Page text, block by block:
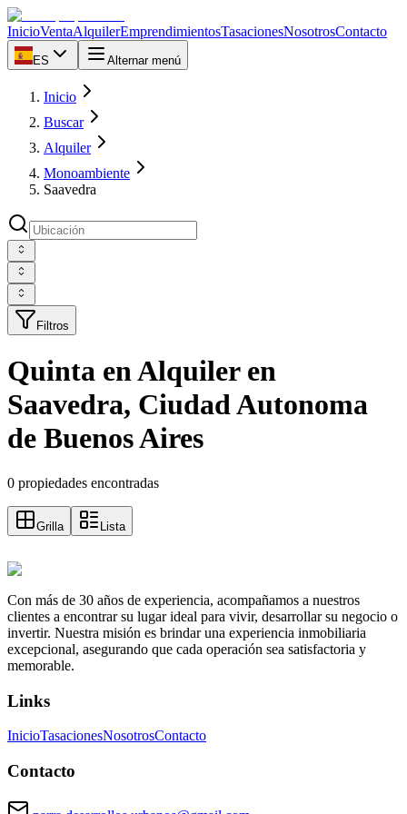
InicioVentaAlquilerEmprendimientosTasacionesNosotrosContacto
ES Alternar menú
Inicio
Buscar
Alquiler
Monoambiente
Saavedra
Filtros
Quinta en Alquiler en
Saavedra, Ciudad Autonoma
de Buenos Aires
0 propiedades encontradas
Grilla Lista
Con más de 30 años de experiencia, acompañamos a nuestros
clientes a encontrar su lugar ideal para vivir, desarrollar su negocio o
invertir. Nuestra misión es brindar una experiencia inmobiliaria
excepcional, asegurando que cada operación sea satisfactoria y
memorable.
Links
InicioTasacionesNosotrosContacto
Contacto